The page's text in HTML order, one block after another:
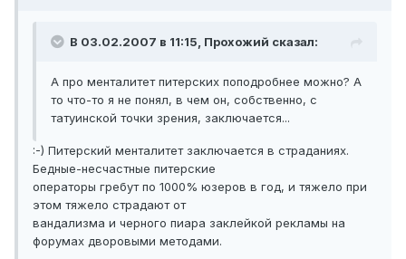
В 03.02.2007 в 11:15, Прохожий сказал:
А про менталитет питерских поподробнее можно? А
то что-то я не понял, в чем он, собственно, с
татуинской точки зрения, заключается...
:-) Питерский менталитет заключается в страданиях.
Бедные-несчастные питерские
операторы гребут по 1000% юзеров в год, и тяжело при
этом тяжело страдают от
вандализма и черного пиара заклейкой рекламы на
форумах дворовыми методами.